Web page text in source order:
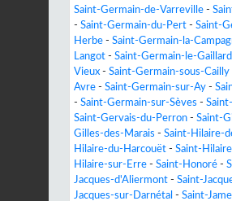
Saint-Germain-de-Varreville -
- Saint-Germain-du-Pert - Saint-
Herbe - Saint-Germain-la-
Langot - Saint-Germain-le-Gaillard
Vieux - Saint-Germain-sous-Cailly
Avre - Saint-Germain-sur-Ay -
- Saint-Germain-sur-Sèves -
Saint-Gervais-du-Perron - Saint-
Gilles-des-Marais - Saint-Hilaire-
Hilaire-du-Harcouët - Saint-
Hilaire-sur-Erre - Saint-Honoré -
Jacques-d'Aliermont - Saint-
Jacques-sur-Darnétal - Saint-